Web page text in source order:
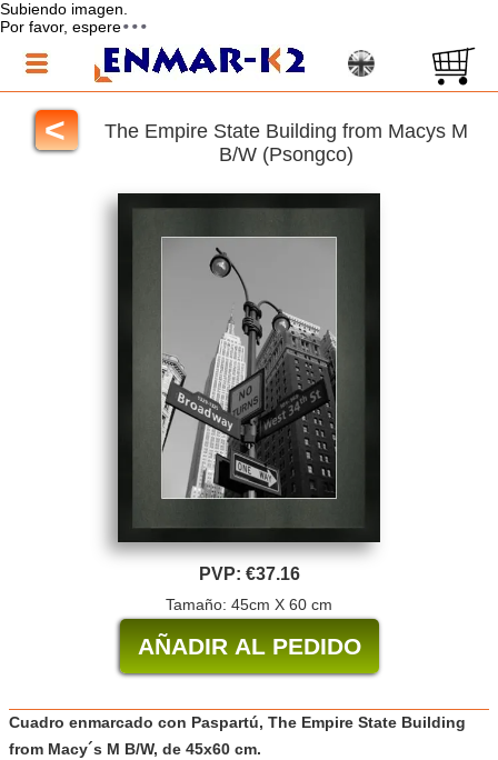
Subiendo imagen.
Por favor, espere
<
The Empire State Building from Macys M
B/W (Psongco)
PVP: €37.16
Tamaño: 45cm X 60 cm
Cuadro enmarcado con Paspartú, The Empire State Building
from Macy´s M B/W, de 45x60 cm.